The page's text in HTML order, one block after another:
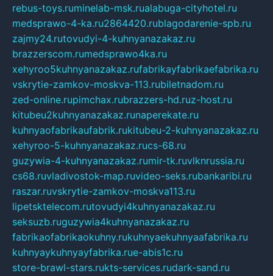
rebus-toys.ruminelab-msk.rualabuga-cityhotel.ru
medsprawo-4-ka.ru2864420.rublagodarenie-spb.ru
zajmy24.rutovudyi-4-kuhnyanazakaz.ru
brazzerscom.rumedsprawo4ka.ru
xehyroo5kuhnyanazakaz.rufabrikayfabrikaefabrika.ru
vskrytie-zamkov-moskva-113.rubiletnadom.ru
zed-online.rupimchax.rubrazzers-hd.ruz-host.ru
kitubeu2kuhnyanazakaz.runaperekate.ru
kuhnyaofabrikaufabrik.rukitubeu-2-kuhnyanazakaz.ru
xehyroo-5-kuhnyanazakaz.rucs-68.ru
guzywia-4-kuhnyanazakaz.rumir-tk.ruvlknrussia.ru
cs68.ruvladivostok-map.ruvideo-seks.rubankaribi.ru
raszar.ruvskrytie-zamkov-moskva113.ru
lipetsktelecom.rutovudyi4kuhnyanazakaz.ru
seksuzb.ruguzywia4kuhnyanazakaz.ru
fabrikaofabrikaokuhny.rukuhnyaekuhnyaafabrika.ru
kuhnyaykuhnyayfabrika.rue-abis1c.ru
store-brawl-stars.rukts-services.rudark-sand.ru